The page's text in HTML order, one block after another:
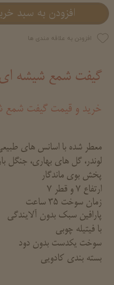
افزودن به سبد
افزودن به علاقه مندی ها
گیفت شمع شیشه
خرید و قیمت گیفت شمع
معطر شده با اسانس های
لوندر، گل های بهاری، جنگل
پخش بوی ماندگار
ارتفاع 7 و قطر 7
زمان سوخت 35 ساعت
پارافین سبک بدون آلایندگی
با فیتیله چوبی
سوخت یکدست بدون دود
بسته بندی کادویی